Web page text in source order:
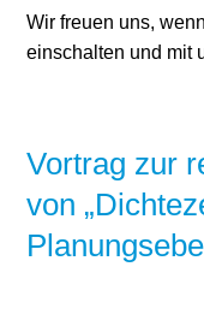
Wir freuen uns,
einschalten und mit
Vortrag zur
von